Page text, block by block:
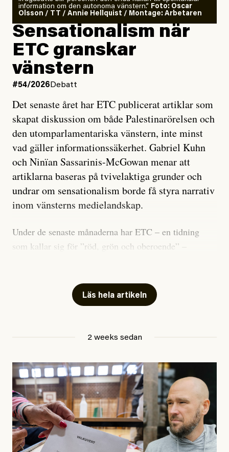
information om den autonoma vänstern.” Foto: Oscar
Olsson / TT / Annie Hellquist / Montage: Arbetaren
Sensationalism när
ETC granskar
vänstern
#54/2026 Debatt
Det senaste året har ETC publicerat artiklar som
skapat diskussion om både Palestinarörelsen och
den utomparlamentariska vänstern, inte minst
vad gäller informationssäkerhet. Gabriel Kuhn
och Ninïan Sassarinis-McGowan menar att
artiklarna baseras på tvivelaktiga grunder och
undrar om sensationalism borde få styra narrativ
inom vänsterns medielandskap.
Under de senaste månaderna har ETC – en tidning
som kallar sig för ”röd, grön och oberoende” –
skriver för? Vad betyder det att vara en ”röd, grön och
oberoende” tidning? Och vad är egentligen bra
utpekas som israelisk infiltratör”. Enligt ingressen
handlar artikeln om en person vars ”bakgrund skapar
splittring och oro i rörelsen”. Problemet är att artikeln
skapar betydligt mer oro i palestinarörelsen – och den
oberoende vänstern – än den porträtterade personen
eller dess bakgrund.
Läs hela artikeln
2 weeks sedan